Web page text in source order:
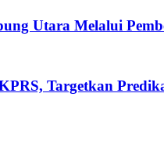
Utara Melalui
Targetkan